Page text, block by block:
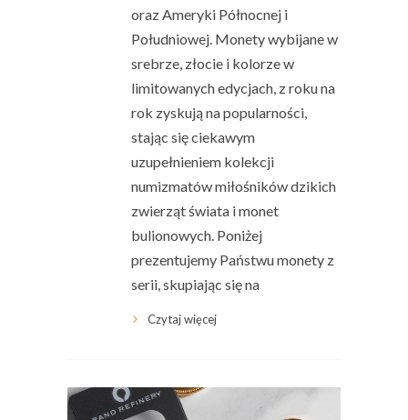
oraz Ameryki Północnej i
Południowej. Monety wybijane w
srebrze, złocie i kolorze w
limitowanych edycjach, z roku na
rok zyskują na popularności,
stając się ciekawym
uzupełnieniem kolekcji
numizmatów miłośników dzikich
zwierząt świata i monet
bulionowych. Poniżej
prezentujemy Państwu monety z
serii, skupiając się na
Czytaj więcej